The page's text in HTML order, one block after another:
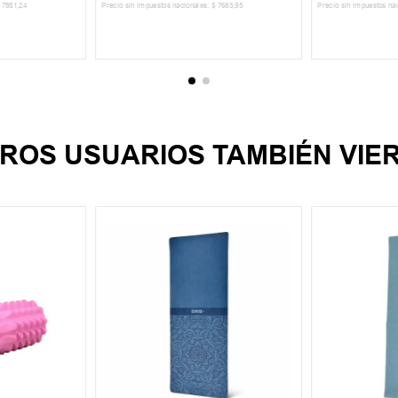
7851 ,24 Precio sin impuestos nacionales: $ 7685,95 Precio sin impuestos
USUARIOS TAMBIÉN